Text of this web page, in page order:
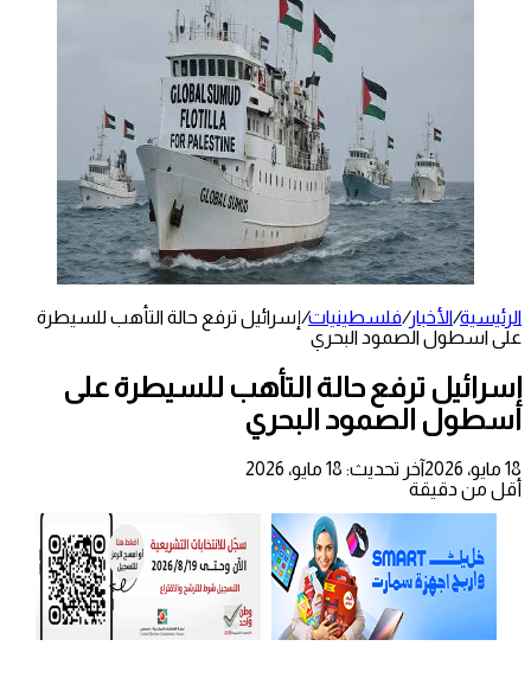
الرئيسية/الأخبار/فلسطينيات/إسرائيل ترفع حالة التأهب للسيطرة
على اسطول الصمود البحري
إسرائيل ترفع حالة التأهب للسيطرة على
اسطول الصمود البحري
18 مايو، 2026
آخر تحديث: 18 مايو، 2026
أقل من دقيقة